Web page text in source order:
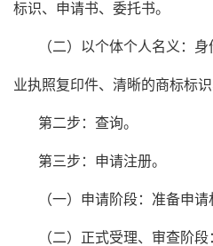
标识、申请书、委托书。
（二）以个体个人名义：
业执照复印件、清晰的商标标
第二步：查询。
第三步：申请注册。
（一）申请阶段：准备申
（二）正式受理、审查阶